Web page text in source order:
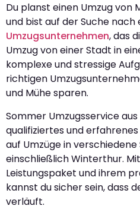
Du planst einen Umzug
und bist auf der Suche nach
Umzugsunternehmen, das
Umzug von einer Stadt in
komplexe und stressige
richtigen
und Mühe sparen.
Sommer Umzugsservice
qualifiziertes und
auf Umzüge in
einschließlich Winterthur.
Leistungspaket und ihrem
kannst du sicher sein, dass
verläuft.